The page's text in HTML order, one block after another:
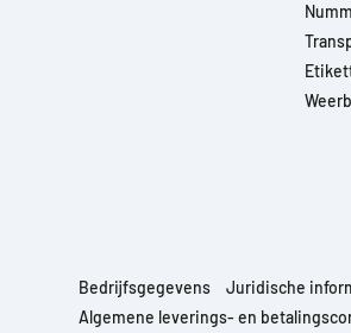
Bedrijfsgegevens Juridische
Algemene leverings- en